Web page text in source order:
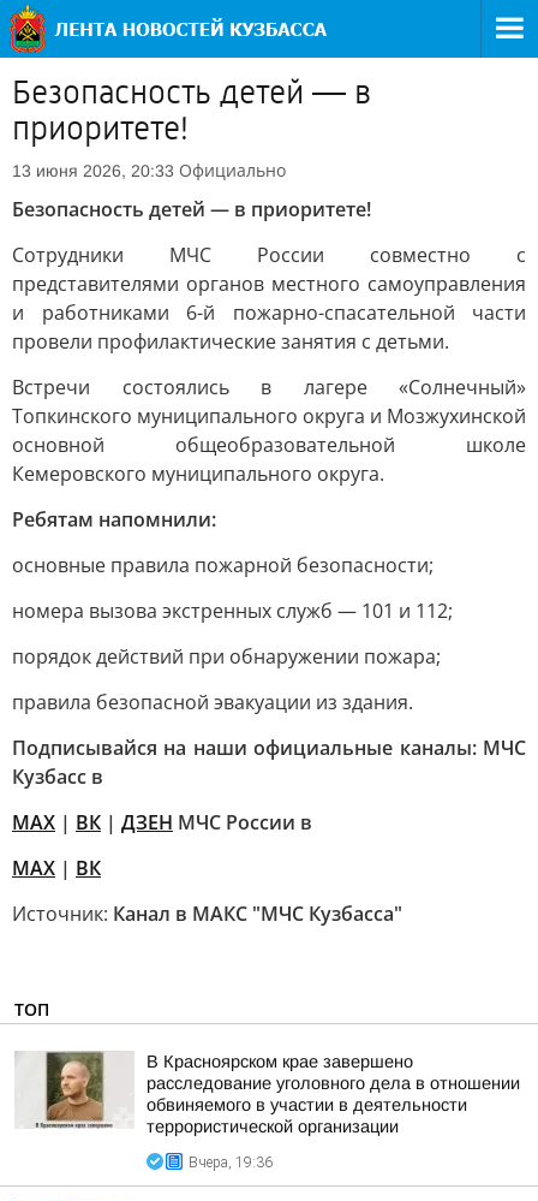
Безопасность детей — в
приоритете!
13 июня 2026, 20:33 Официально
Безопасность детей — в приоритете!
Сотрудники МЧС России совместно с
представителями органов местного самоуправления
и работниками 6-й пожарно-спасательной части
провели профилактические занятия с детьми.
Встречи состоялись в лагере «Солнечный»
Топкинского муниципального округа и Мозжухинской
основной общеобразовательной школе
Кемеровского муниципального округа.
Ребятам напомнили:
основные правила пожарной безопасности;
номера вызова экстренных служб — 101 и 112;
порядок действий при обнаружении пожара;
правила безопасной эвакуации из здания.
Подписывайся на наши официальные каналы: МЧС
Кузбасс в
MAX | ВК | ДЗЕН МЧС России в
MAX | ВК
Источник: Канал в МАКС "МЧС Кузбасса"
ТОП
В Красноярском крае завершено
расследование уголовного дела в отношении
обвиняемого в участии в деятельности
террористической организации
Вчера, 19:36